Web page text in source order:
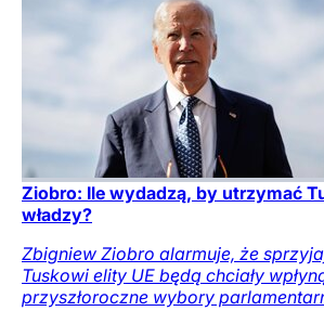
Ziobro: Ile wydadzą, by utrzymać
władzy?
Zbigniew Ziobro alarmuje, że
Tuskowi elity UE będą chciały
przyszłoroczne wybory